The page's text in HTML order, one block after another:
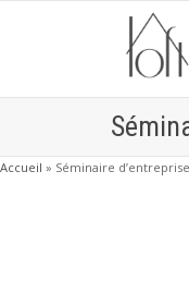
Accueil » Séminaire